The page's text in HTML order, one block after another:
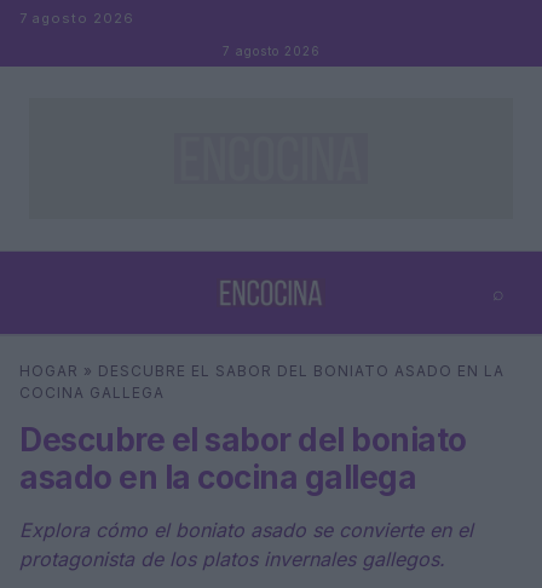
Saltar al contenido
7 agosto 2026
7 agosto 2026
⌕
Buscar ⌕ ×
HOGAR » DESCUBRE EL SABOR DEL BONIATO ASADO EN LA
COCINA GALLEGA
Descubre el sabor del boniato
asado en la cocina gallega
Explora cómo el boniato asado se convierte en el
protagonista de los platos invernales gallegos.